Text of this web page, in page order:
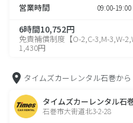
営業時間 09:00-19:00
6時間10,752円
免責補償制度【O-2,C-3,M-3,W-
1,430円
タイムズカーレンタル石巻から
タイムズカーレンタル石
石巻市大街道北3-2-28